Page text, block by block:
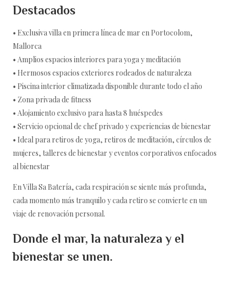
Destacados
• Exclusiva villa en primera línea de mar en Portocolom,
Mallorca
• Amplios espacios interiores para yoga y meditación
• Hermosos espacios exteriores rodeados de naturaleza
• Piscina interior climatizada disponible durante todo el año
• Zona privada de fitness
• Alojamiento exclusivo para hasta 8 huéspedes
• Servicio opcional de chef privado y experiencias de bienestar
• Ideal para retiros de yoga, retiros de meditación, círculos de
mujeres, talleres de bienestar y eventos corporativos enfocados
al bienestar
En Villa Sa Batería, cada respiración se siente más profunda,
cada momento más tranquilo y cada retiro se convierte en un
viaje de renovación personal.
Donde el mar, la naturaleza y el
bienestar se unen.